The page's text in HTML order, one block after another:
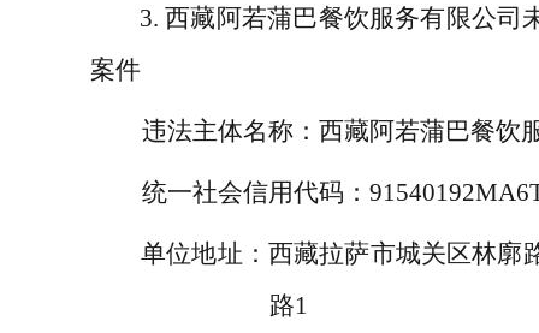
3.西藏阿若蒲巴餐饮服务有限公司
案件
违法主体名称： 西藏阿若蒲巴餐饮
统一社会信用代码：
单位地址： 西藏拉萨市城关区林廓
路1